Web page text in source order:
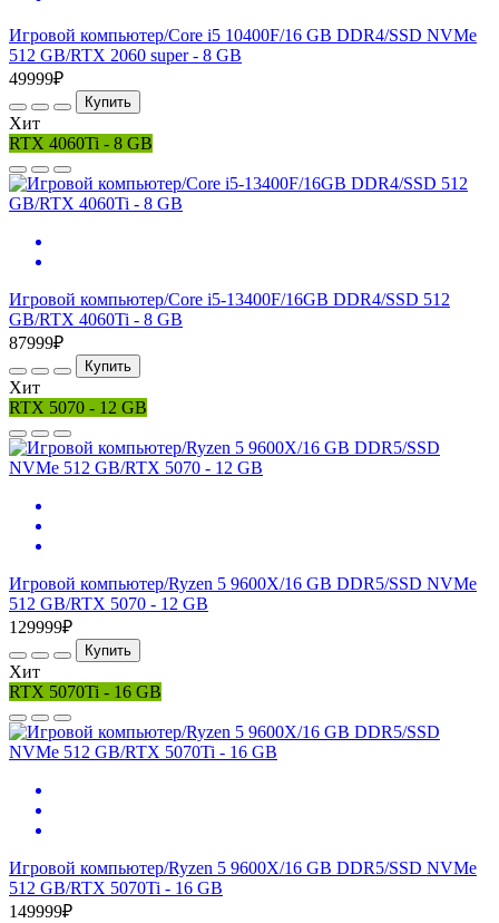
Игровой компьютер/Core i5 10400F/16 GB DDR4/SSD NVMe
512 GB/RTX 2060 super - 8 GB
49999₽
Купить
Хит
RTX 4060Ti - 8 GB
Игровой компьютер/Core i5-13400F/16GB DDR4/SSD 512
GB/RTX 4060Ti - 8 GB
87999₽
Купить
Хит
RTX 5070 - 12 GB
Игровой компьютер/Ryzen 5 9600X/16 GB DDR5/SSD NVMe
512 GB/RTX 5070 - 12 GB
129999₽
Купить
Хит
RTX 5070Ti - 16 GB
Игровой компьютер/Ryzen 5 9600X/16 GB DDR5/SSD NVMe
512 GB/RTX 5070Ti - 16 GB
149999₽